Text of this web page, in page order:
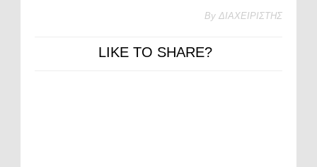
By ΔΙΑΧΕΙΡΙΣΤΗΣ
LIKE TO SHARE?